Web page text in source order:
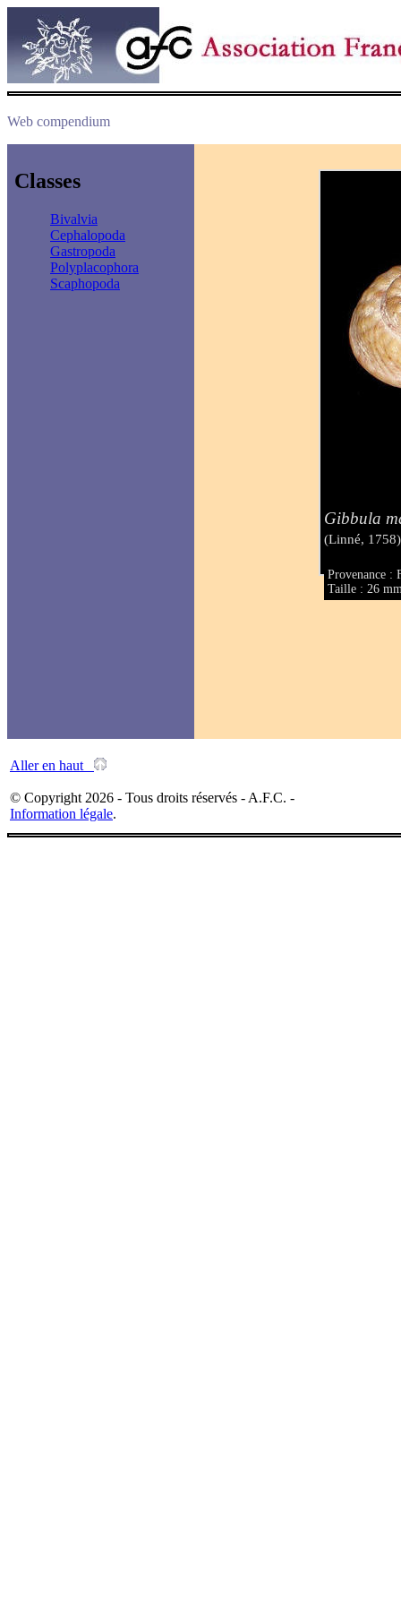
Web compendium
Classes
Bivalvia
Cephalopoda
Gastropoda
Polyplacophora
Scaphopoda
Gibbula
(Linné, 1758)
Provenance :
Taille : 26
Aller en haut
© Copyright 2026 - Tous droits réservés - A.F.C. -
Information légale.